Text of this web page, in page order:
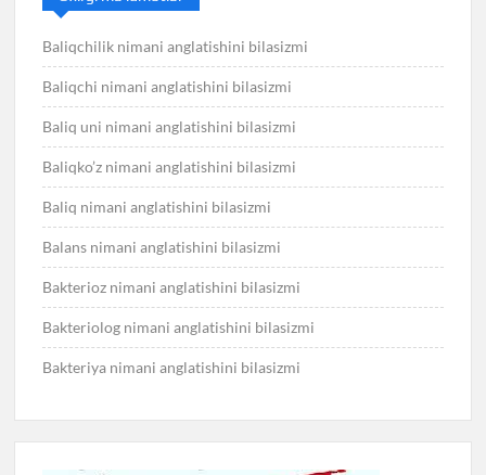
Baliqchilik nimani anglatishini bilasizmi
Baliqchi nimani anglatishini bilasizmi
Baliq uni nimani anglatishini bilasizmi
Baliqko’z nimani anglatishini bilasizmi
Baliq nimani anglatishini bilasizmi
Balans nimani anglatishini bilasizmi
Bakterioz nimani anglatishini bilasizmi
Bakteriolog nimani anglatishini bilasizmi
Bakteriya nimani anglatishini bilasizmi